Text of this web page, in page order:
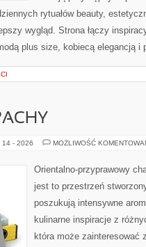
rytuałów beauty,
wygląd. Strona łączy
plus size, kobiecą elegancją
14 - 2026 MOŻLIWOŚĆ
Orientalno-przyprawowy
jest to przestrzeń
poszukują intensywne
kulinarne inspiracje z
która może zainteresować